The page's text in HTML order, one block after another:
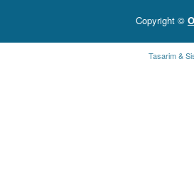
Copyright ©
Tasarim &